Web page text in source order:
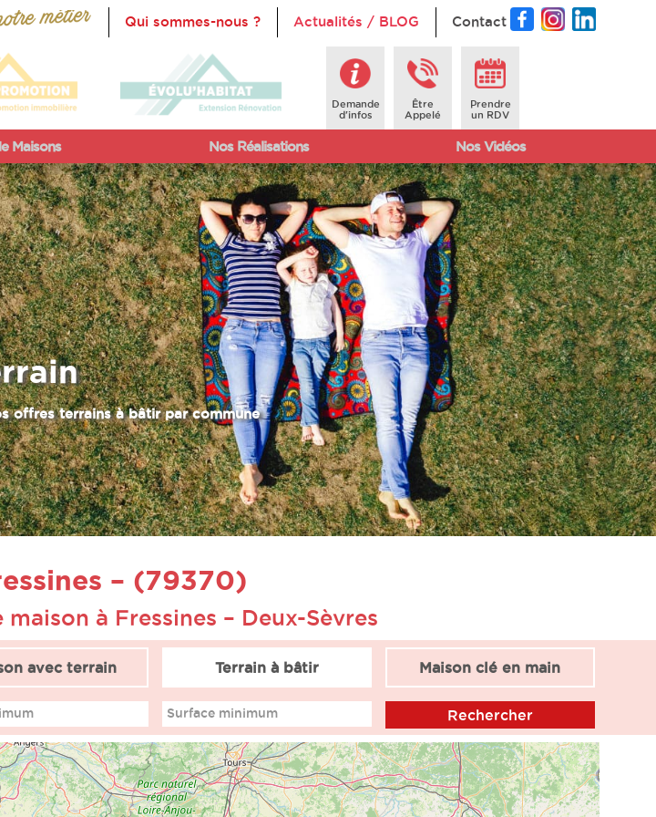
Qui sommes-nous ? Actualités / BLOG Contact
Demande
d'infos
Être
Appelé
Prendre
un RDV
Maisons Nos Réalisations Nos Vidéos
offres terrains à bâtir par commune
– (79370)
à Fressines – Deux-Sèvres
avec terrain Terrain à bâtir Maison clé en main
Surface minimum